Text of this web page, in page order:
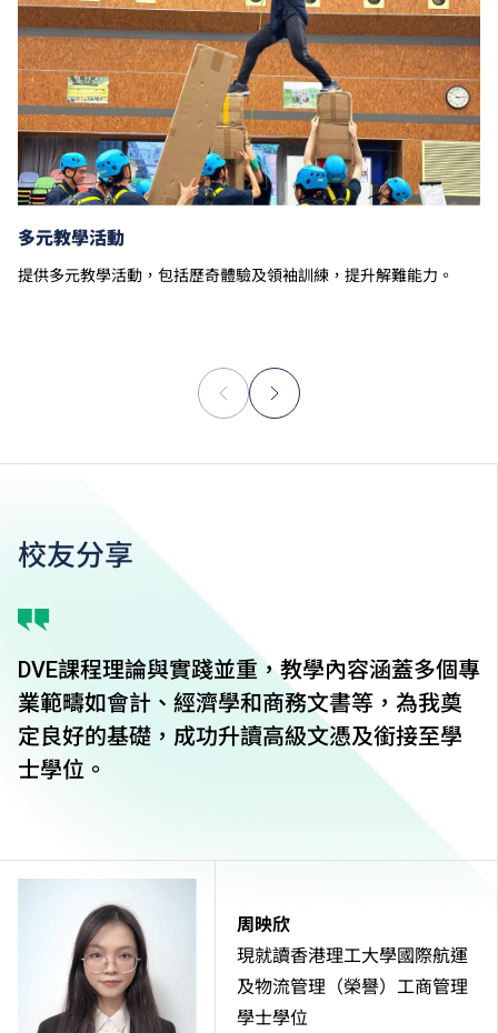
多元教學活動
提供多元教學活動，包括歷奇體驗及領袖訓練，提升解難能力。
周映欣
現就讀香港理工大學國際航運
及物流管理（榮譽）工商管理
學士學位
校友分享
DVE課程理論與實踐並重，教學內容涵蓋多個專
業範疇如會計、經濟學和商務文書等，為我奠
定良好的基礎，成功升讀高級文憑及銜接至學
士學位。